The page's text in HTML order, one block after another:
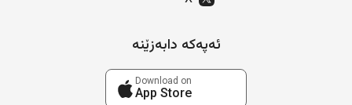
ئەپەکە دابەزێنە
Download on
App Store